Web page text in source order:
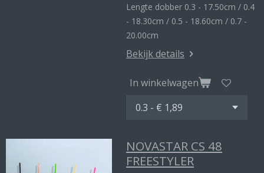
Lengte dobber 0.3 - 17.50cm / 0.4
- 18.30cm / 0.5 - 18.60cm / 0.7 -
20.00cm
Bekijk details
In winkelwagen
NOVASTAR CS 48
FREESTYLER